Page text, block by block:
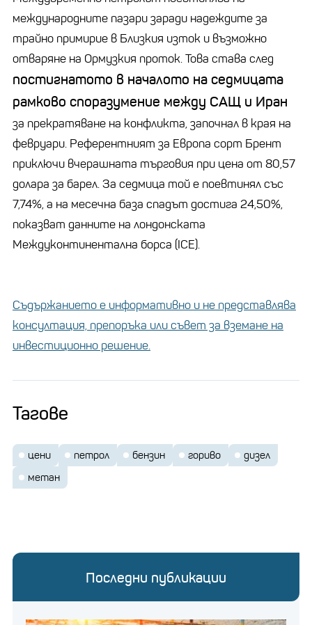
международните пазари заради надеждите за
трайно примирие в Близкия изток и възможно
отваряне на Ормузкия проток. Това става след
постигнатото в началото на седмицата
рамково споразумение между САЩ и Иран
за прекратяване на конфликта, започнал в края на
февруари. Референтният за Европа сорт Брент
приключи вчерашната търговия при цена от 80,57
долара за барел. За седмица той е поевтинял със
7,74%, а на месечна база спадът достига 24,50%,
показват данните на лондонската
Междуконтинентална борса (ICE).
Съдържанието е информативно и не представлява
консултация, препоръка или съвет за вземане на
инвестиционно решение.
Тагове
цени петрол бензин гориво
дизел
метан
Последни публикации